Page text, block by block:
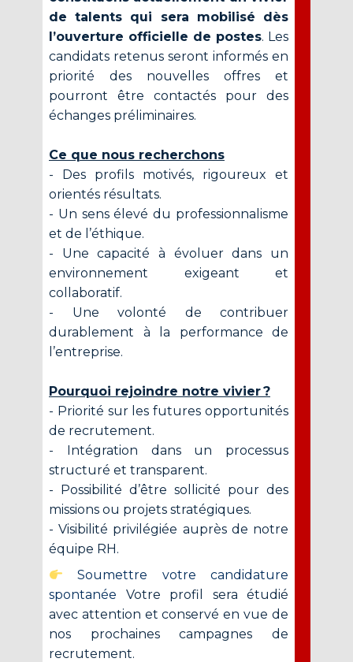
de talents qui sera mobilisé dès
l’ouverture officielle de postes. Les
candidats retenus seront informés en
priorité des nouvelles offres et
pourront être contactés pour des
échanges préliminaires.
Ce que nous recherchons
- Des profils motivés, rigoureux et
orientés résultats.
- Un sens élevé du professionnalisme
et de l’éthique.
- Une capacité à évoluer dans un
environnement exigeant et
collaboratif.
- Une volonté de contribuer
durablement à la performance de
l’entreprise.
Pourquoi rejoindre notre vivier ?
- Priorité sur les futures opportunités
de recrutement.
- Intégration dans un processus
structuré et transparent.
- Possibilité d’être sollicité pour des
missions ou projets stratégiques.
- Visibilité privilégiée auprès de notre
équipe RH.
Soumettre votre candidature
spontanée Votre profil sera étudié
avec attention et conservé en vue de
nos prochaines campagnes de
recrutement.